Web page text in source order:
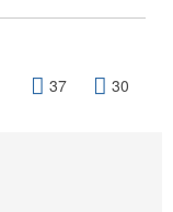
37 30